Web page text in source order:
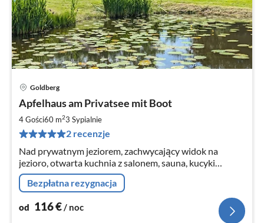
Goldberg
Apfelhaus am Privatsee mit Boot
4 Gości60 m23 Sypialnie
2 recenzje
Nad prywatnym jeziorem, zachwycający widok na
jezioro, otwarta kuchnia z salonem, sauna, kucyki
szetlandzkie, kajaki, rower wodny, łódź wiosłowa z
silnikiem elektrycznym, rowery, stodoła do zabawy,
Bezpłatna rezygnacja
od 116€/ noc